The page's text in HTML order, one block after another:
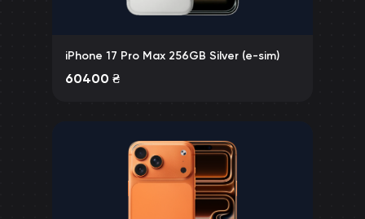
iPhone 17 Pro Max 256GB Silver (e-sim)
60400 ₴